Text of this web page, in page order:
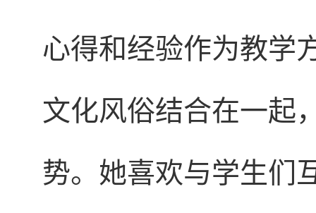
心得和经验作为教学
文化风俗结合在一起
势。她喜欢与学生们